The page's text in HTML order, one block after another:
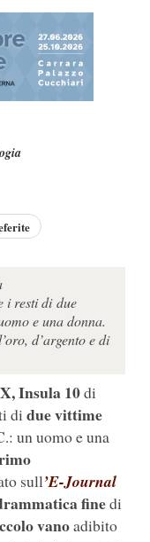
i resti di due
e una donna.
d’argento e di
Insula 10di
di due vittime
un uomo e una
sull’E-Journal
finedi
vanoadibito